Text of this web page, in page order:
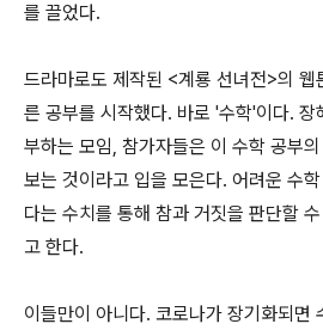
를 끌었다.
드라마로도 제작된 <계룡 선녀전>의
른 공부를 시작했다. 바로 '수학'이다.
부하는 모임, 참가자들은 이 수학 공부
보는 것이라고 입을 모은다. 어려운 수
다는 수치를 통해 참과 거짓을 판단할
고 한다.
이들만이 아니다. 코로나가 장기화되면